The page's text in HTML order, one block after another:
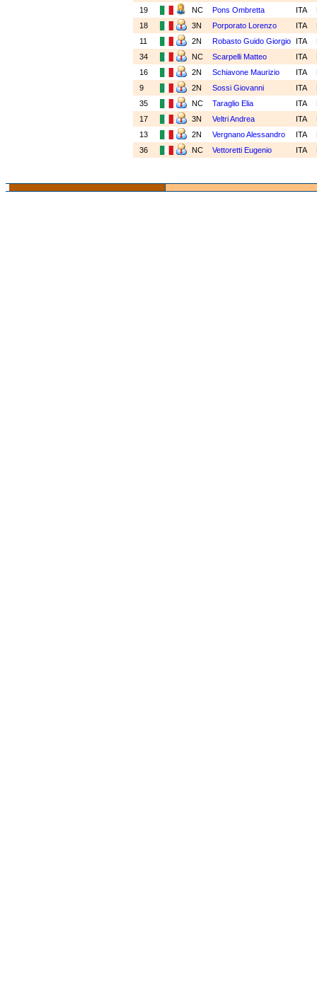
19
NC Pons Ombretta ITA
18
3N Porporato Lorenzo ITA
11
2N Robasto Guido Giorgio ITA
34
NC Scarpelli Matteo ITA
16
2N Schiavone Maurizio ITA
9
2N Sossi Giovanni ITA
35
NC Taraglio Elia ITA
17
3N Veltri Andrea ITA
13
2N Vergnano Alessandro ITA
36
NC Vettoretti Eugenio ITA